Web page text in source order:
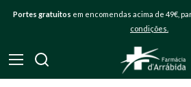
Portes gratuitos em encomendas acima de 49€,
condições.